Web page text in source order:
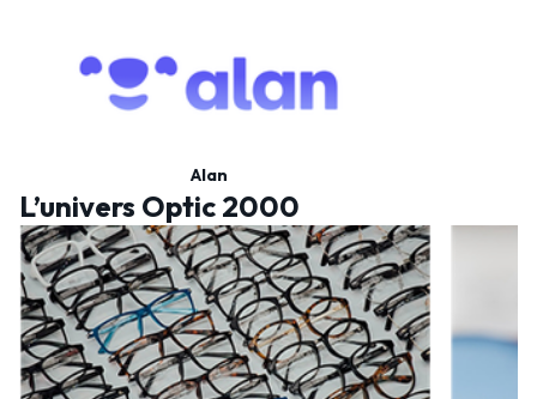
Alan
L’univers Optic 2000